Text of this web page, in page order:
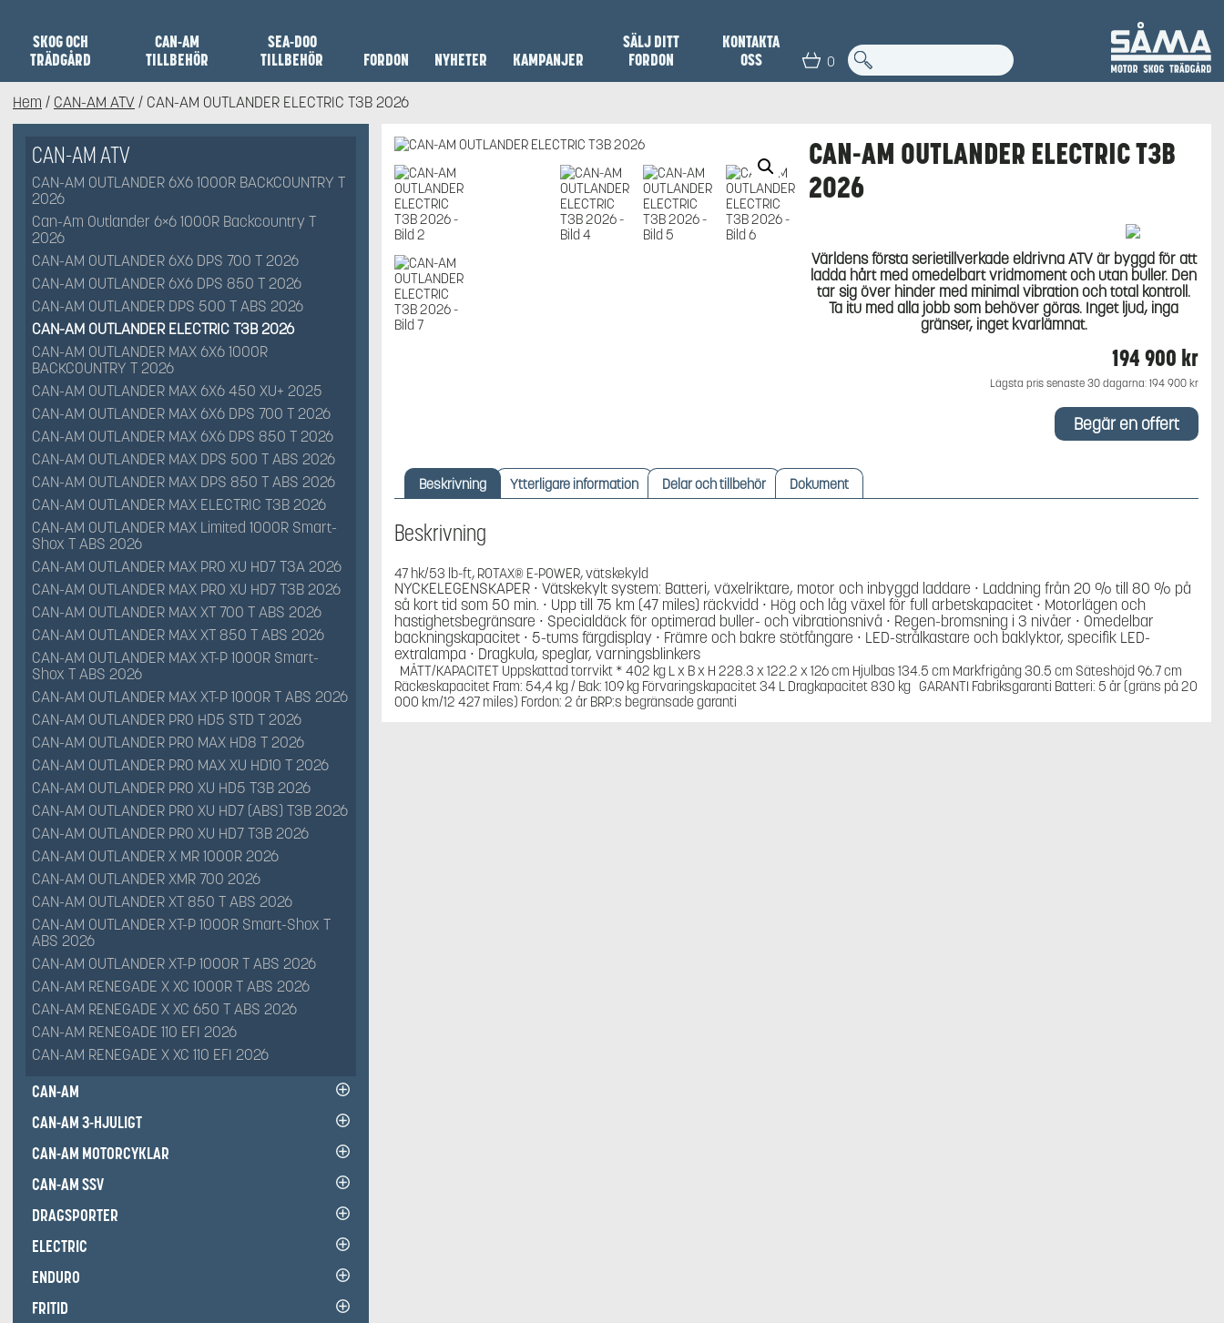
SKOG OCH
TRÄDGÅRD
CAN-AM
TILLBEHÖR
SEA-DOO
TILLBEHÖR
FORDON NYHETER KAMPANJER
SÄLJ DITT
FORDON
KONTAKTA
OSS
0
Hem / CAN-AM ATV / CAN-AM OUTLANDER ELECTRIC T3B 2026
CAN-AM ATV
CAN-AM OUTLANDER 6X6 1000R BACKCOUNTRY T
2026
Can-Am Outlander 6×6 1000R Backcountry T
2026
CAN-AM OUTLANDER 6X6 DPS 700 T 2026
CAN-AM OUTLANDER 6X6 DPS 850 T 2026
CAN-AM OUTLANDER DPS 500 T ABS 2026
CAN-AM OUTLANDER ELECTRIC T3B 2026
CAN-AM OUTLANDER MAX 6X6 1000R
BACKCOUNTRY T 2026
CAN-AM OUTLANDER MAX 6X6 450 XU+ 2025
CAN-AM OUTLANDER MAX 6X6 DPS 700 T 2026
CAN-AM OUTLANDER MAX 6X6 DPS 850 T 2026
CAN-AM OUTLANDER MAX DPS 500 T ABS 2026
CAN-AM OUTLANDER MAX DPS 850 T ABS 2026
CAN-AM OUTLANDER MAX ELECTRIC T3B 2026
CAN-AM OUTLANDER MAX Limited 1000R Smart-
Shox T ABS 2026
CAN-AM OUTLANDER MAX PRO XU HD7 T3A 2026
CAN-AM OUTLANDER MAX PRO XU HD7 T3B 2026
CAN-AM OUTLANDER MAX XT 700 T ABS 2026
CAN-AM OUTLANDER MAX XT 850 T ABS 2026
CAN-AM OUTLANDER MAX XT-P 1000R Smart-
Shox T ABS 2026
CAN-AM OUTLANDER MAX XT-P 1000R T ABS 2026
CAN-AM OUTLANDER PRO HD5 STD T 2026
CAN-AM OUTLANDER PRO MAX HD8 T 2026
CAN-AM OUTLANDER PRO MAX XU HD10 T 2026
CAN-AM OUTLANDER PRO XU HD5 T3B 2026
CAN-AM OUTLANDER PRO XU HD7 (ABS) T3B 2026
CAN-AM OUTLANDER PRO XU HD7 T3B 2026
CAN-AM OUTLANDER X MR 1000R 2026
CAN-AM OUTLANDER XMR 700 2026
CAN-AM OUTLANDER XT 850 T ABS 2026
CAN-AM OUTLANDER XT-P 1000R Smart-Shox T
ABS 2026
CAN-AM OUTLANDER XT-P 1000R T ABS 2026
CAN-AM RENEGADE X XC 1000R T ABS 2026
CAN-AM RENEGADE X XC 650 T ABS 2026
CAN-AM RENEGADE 110 EFI 2026
CAN-AM RENEGADE X XC 110 EFI 2026
CAN-AM
CAN-AM 3-HJULIGT
CAN-AM MOTORCYKLAR
CAN-AM SSV
DRAGSPORTER
ELECTRIC
ENDURO
FRITID
CAN-AM OUTLANDER ELECTRIC T3B
2026
Världens första serietillverkade eldrivna ATV är byggd för att
ladda hårt med omedelbart vridmoment och utan buller. Den
tar sig över hinder med minimal vibration och total kontroll.
Ta itu med alla jobb som behöver göras. Inget ljud, inga
gränser, inget kvarlämnat.
194 900 kr
Lägsta pris senaste 30 dagarna: 194 900 kr
Begär en offert
Beskrivning Ytterligare information Delar och tillbehör Dokument
Beskrivning
47 hk/53 lb-ft, ROTAX® E-POWER, vätskekyld
NYCKELEGENSKAPER ∙ Vätskekylt system: Batteri, växelriktare, motor och inbyggd laddare ∙ Laddning från 20 % till 80 % på
så kort tid som 50 min. ∙ Upp till 75 km (47 miles) räckvidd ∙ Hög och låg växel för full arbetskapacitet ∙ Motorlägen och
hastighetsbegränsare ∙ Specialdäck för optimerad buller- och vibrationsnivå ∙ Regen-bromsning i 3 nivåer ∙ Omedelbar
backningskapacitet ∙ 5-tums färgdisplay ∙ Främre och bakre stötfångare ∙ LED-strålkastare och baklyktor, specifik LED-
extralampa ∙ Dragkula, speglar, varningsblinkers
MÅTT/KAPACITET Uppskattad torrvikt * 402 kg L x B x H 228.3 x 122.2 x 126 cm Hjulbas 134.5 cm Markfrigång 30.5 cm Säteshöjd 96.7 cm
Räckeskapacitet Fram: 54,4 kg / Bak: 109 kg Förvaringskapacitet 34 L Dragkapacitet 830 kg GARANTI Fabriksgaranti Batteri: 5 år (gräns på 20
000 km/12 427 miles) Fordon: 2 år BRP:s begränsade garanti